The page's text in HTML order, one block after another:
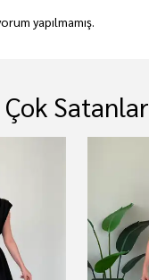
yapılmamış.
Çok Satanlar